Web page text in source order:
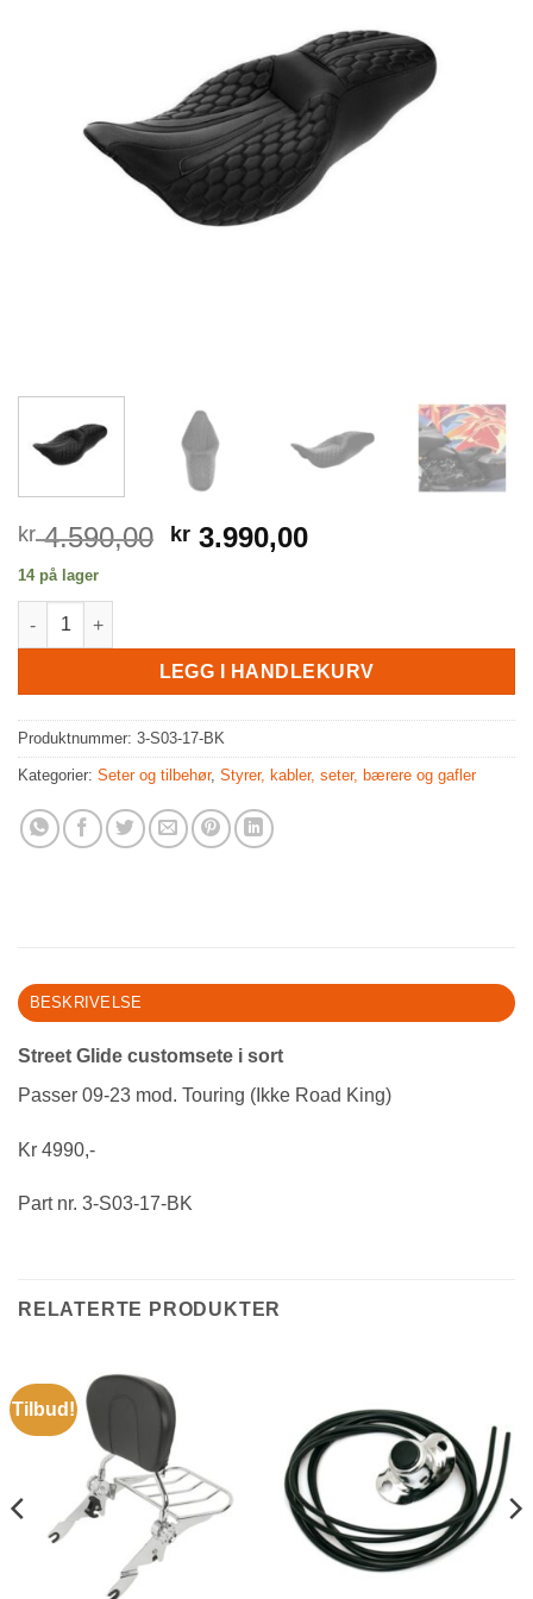
kr4.590,00 Opprinnelig
kr 3.990,00Nåværende
14 på lager
Street Glide customsete i sort 09-23 mod. antall
LEGG I HANDLEKURV
Produktnummer: 3-S03-17-BK
Kategorier: Seter og tilbehør, Styrer, kabler, seter, bærere og gafler
BESKRIVELSE
Street Glide customsete i sort
Passer 09-23 mod. Touring (Ikke Road King)
Kr 4990,-
Part nr. 3-S03-17-BK
RELATERTE PRODUKTER
Tilbud!